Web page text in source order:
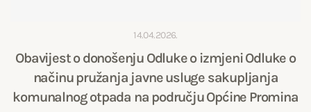
14.04.2026.
Obavijest o donošenju Odluke o izmjeni Odluke o
načinu pružanja javne usluge sakupljanja
komunalnog otpada na području Općine Promina